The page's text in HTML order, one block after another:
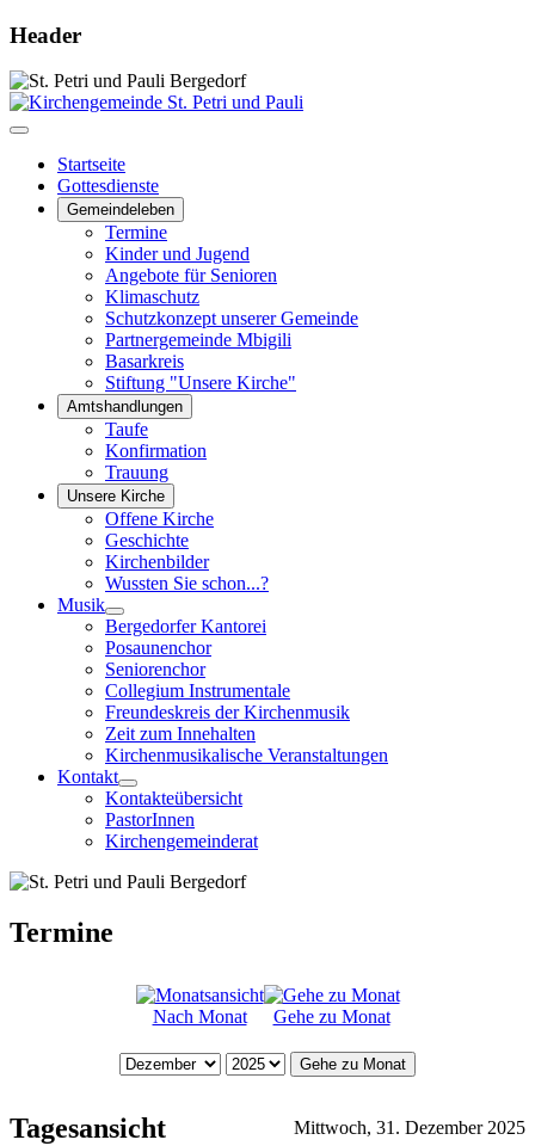
Header
Startseite
Gottesdienste
Gemeindeleben
Termine
Kinder und Jugend
Angebote für Senioren
Klimaschutz
Schutzkonzept unserer Gemeinde
Partnergemeinde Mbigili
Basarkreis
Stiftung "Unsere Kirche"
Amtshandlungen
Taufe
Konfirmation
Trauung
Unsere Kirche
Offene Kirche
Geschichte
Kirchenbilder
Wussten Sie schon...?
Musik
Bergedorfer Kantorei
Posaunenchor
Seniorenchor
Collegium Instrumentale
Freundeskreis der Kirchenmusik
Zeit zum Innehalten
Kirchenmusikalische Veranstaltungen
Kontakt
Kontakteübersicht
PastorInnen
Kirchengemeinderat
Termine
Nach Monat Gehe zu Monat
Gehe zu Monat
Tagesansicht Mittwoch, 31. Dezember 2025